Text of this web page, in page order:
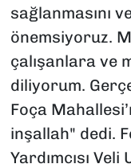
sağlanmasını
önemsiyoruz.
çalışanlara ve
diliyorum.
Foça
inşallah" dedi.
Yardımcısı